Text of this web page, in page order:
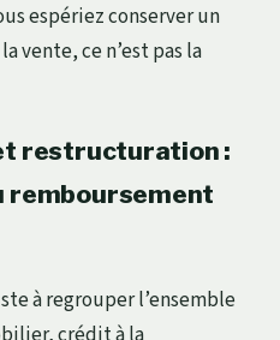
espériez conserver un
vente, ce n’est pas la
restructuration :
remboursement
à regrouper l’ensemble